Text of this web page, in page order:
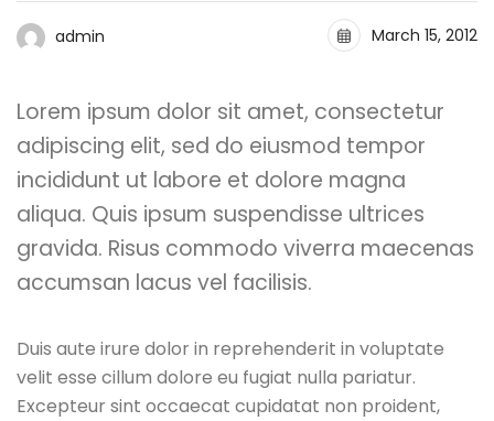
admin March 15, 2012
Lorem ipsum dolor sit amet, consectetur
adipiscing elit, sed do eiusmod tempor
incididunt ut labore et dolore magna
aliqua. Quis ipsum suspendisse ultrices
gravida. Risus commodo viverra maecenas
accumsan lacus vel facilisis.
Duis aute irure dolor in reprehenderit in voluptate
velit esse cillum dolore eu fugiat nulla pariatur.
Excepteur sint occaecat cupidatat non proident,